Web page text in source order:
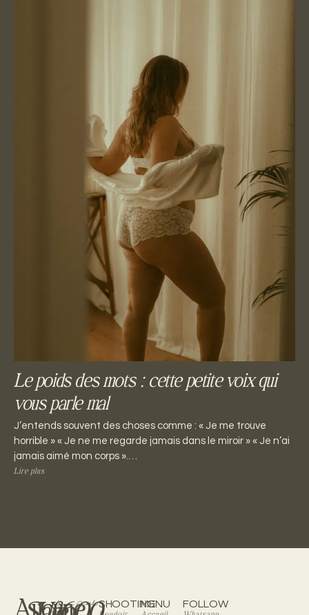
Le poids des mots : cette petite voix qui
vous parle mal
J’entends souvent des choses comme : « Je me trouve
horrible » « Je ne me regarde jamais dans le miroir » « Je n’ai
jamais aimé mon corps ».…
Lire plus
SHOOTINGMENU FOLLOW